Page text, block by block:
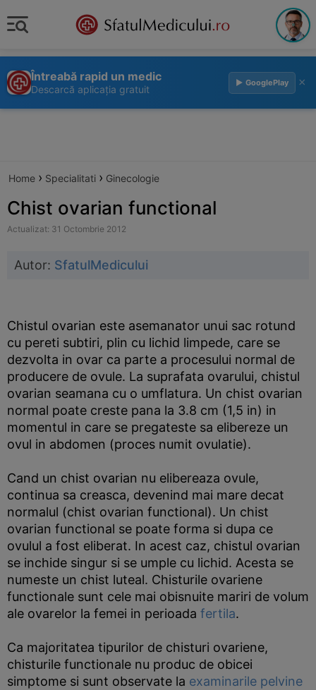
Întreabă rapid un medic
Descarcă aplicația gratuit
▶ GooglePlay ×
Home › Specialitati › Ginecologie
Chist ovarian functional
Actualizat: 31 Octombrie 2012
Autor: SfatulMedicului
Chistul ovarian este asemanator unui sac rotund
cu pereti subtiri, plin cu lichid limpede, care se
dezvolta in ovar ca parte a procesului normal de
producere de ovule. La suprafata ovarului, chistul
ovarian seamana cu o umflatura. Un chist ovarian
normal poate creste pana la 3.8 cm (1,5 in) in
momentul in care se pregateste sa elibereze un
ovul in abdomen (proces numit ovulatie).
Cand un chist ovarian nu elibereaza ovule,
continua sa creasca, devenind mai mare decat
normalul (chist ovarian functional). Un chist
ovarian functional se poate forma si dupa ce
ovulul a fost eliberat. In acest caz, chistul ovarian
se inchide singur si se umple cu lichid. Acesta se
numeste un chist luteal. Chisturile ovariene
functionale sunt cele mai obisnuite mariri de volum
ale ovarelor la femei in perioada fertila.
Ca majoritatea tipurilor de chisturi ovariene,
chisturile functionale nu produc de obicei
simptome si sunt observate la examinarile pelvine